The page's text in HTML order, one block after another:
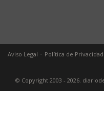
Aviso Legal Política de Privacidad
© Copyright 2003 - 2026.